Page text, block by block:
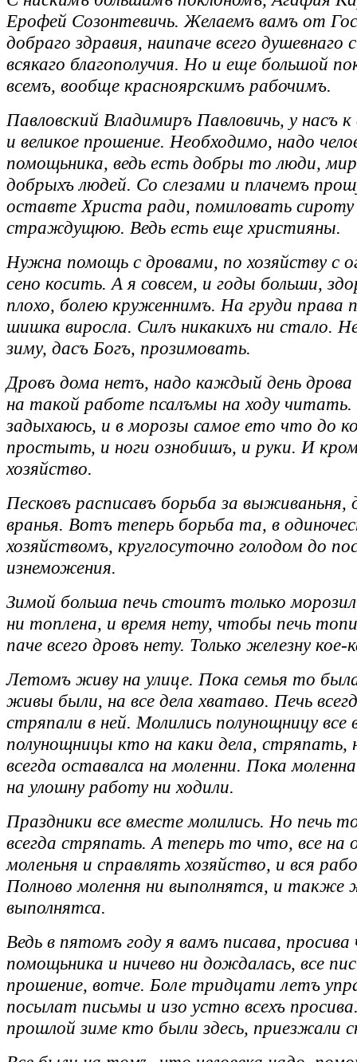
Ерофей Созонтевичь. Желаемъ вамъ от
добраго здравия, наипаче всего душевнаго
всякаго благополучия. Но и еще большой
всемъ, вообще красноярскимъ рабочимъ.
Павловский Владимиръ Павловичь, у насъ
и великое прошение. Необходимо, надо
помощьника, ведь есть добры то люди,
добрыхъ людей. Со слезами и плачемъ
оставте Христа ради, помиловать сироту
страждущюю. Ведь есть еще християны.
Нужна помощь с дровами, по хозяйству с
сено косить. А я совсем, и годы больши,
плохо, болею круженнимъ. На груди права
шишка виросла. Силъ никакихъ ни стало.
зиму, дасъ Богъ, прозимовать.
Дровъ дома нетъ, надо каждый день
на такой работе псалъмы на ходу
задыхаюсь, и в морозы самое ето что до
простыть, и ноги ознобишъ, и руки. И
хозяйство.
Песковъ расписавъ борьба за выживаньня,
вранья. Вотъ теперь борьба та, в
хозяйствомъ, круглосуточно голодом до
изнеможения.
Зимой больша печь стоитъ только
ни топлена, и время нету, чтобы печь
паче всего дровъ нету. Только железну кое-
Летомъ живу на улице. Пока семья то
живы были, на все дела хватаво. Печь
стряпали в ней. Молились полунощницу все
полунощницы кто на каки дела, стряпать,
всегда оставалса на моленни. Пока
на улошну работу ни ходили.
Праздники все вместе молились. Но печь
всегда стряпать. А теперь то что, все на
моленьня и справлять хозяйство, и вся
Полново молення ни выполнятся, и также
выполнятса.
Ведь в пятомъ году я вамъ писава, просива
помощьника и ничево ни дождалась, все
прошение, вотче. Боле тридцати летъ
посылат письмы и изо устно всехъ
прошлой зиме кто были здесь, приезжали